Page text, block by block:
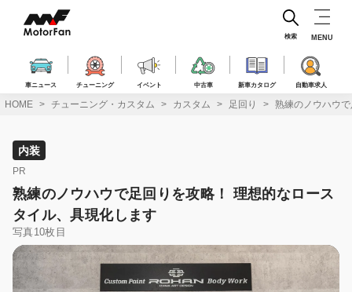
ス
車ニュース チューニング イベント 中古車 新車カタログ 自動車求人
検索 MENU
HOME チューニング・カスタム カスタム 足回り 熟練のノウハウ
内装
PR
熟練のノウハウで足回りを攻略！ 理想的なロース
タイル、具現化します
写真10枚目